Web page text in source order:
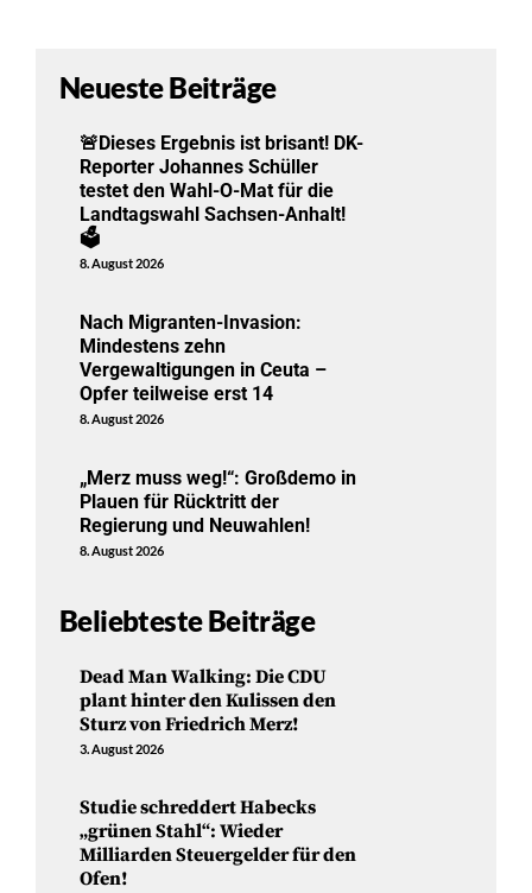
Neueste Beiträge
🚨Dieses Ergebnis ist brisant! DK-
Reporter Johannes Schüller
testet den Wahl-O-Mat für die
Landtagswahl Sachsen-Anhalt!
🗳️
8. August 2026
Nach Migranten-Invasion:
Mindestens zehn
Vergewaltigungen in Ceuta –
Opfer teilweise erst 14
8. August 2026
„Merz muss weg!“: Großdemo in
Plauen für Rücktritt der
Regierung und Neuwahlen!
8. August 2026
Beliebteste Beiträge
Dead Man Walking: Die CDU
plant hinter den Kulissen den
Sturz von Friedrich Merz!
3. August 2026
Studie schreddert Habecks
„grünen Stahl“: Wieder
Milliarden Steuergelder für den
Ofen!